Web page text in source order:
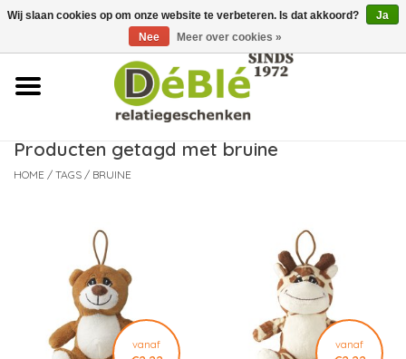
Over ons
Contact
Nieuws
Leveringsvoorwaarden
Producten getagd met bruine
HOME / TAGS / BRUINE
vanaf vanaf
Wij slaan cookies op om onze website te verbeteren. Is dat akkoord?
Ja
Nee
Meer over cookies »